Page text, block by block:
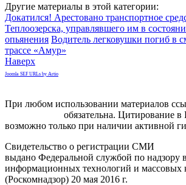
Другие материалы в этой категории:
Докатился! Арестовано транспортное
Теплоозерска, управлявшего им в
опьянения Водитель легковушки погиб в
трассе «Амур»
Наверх
Joomla SEF URLs by Artio
При любом использовании материалов
обязательна. Цитирование в
возможно только при наличии активной
Свидетельство о регистрации СМИ
выдано Федеральной службой по надзору
информационных технологий и массовых
(Роскомнадзор) 20 мая 2016 г.